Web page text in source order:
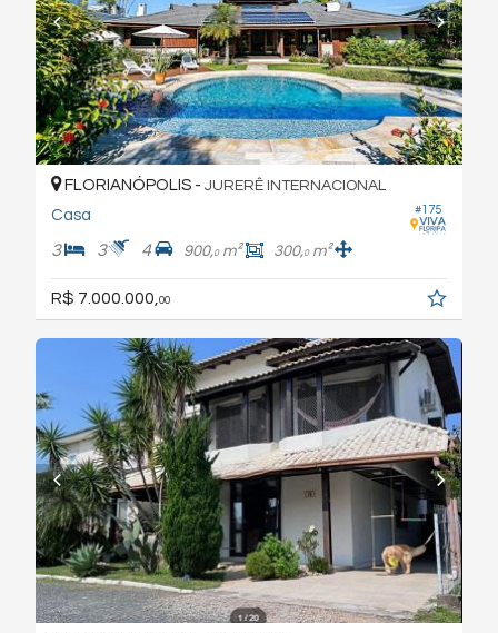
#175
FLORIANÓPOLIS - JURERÊ INTERNACIONAL
Casa
3 3 4 900,0m² 300,0m²
R$ 7.000.000, 00